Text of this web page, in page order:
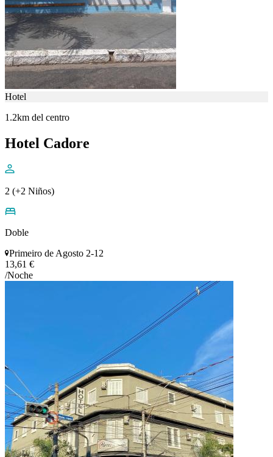
Hotel
1.2km del centro
Hotel Cadore
2 (+2 Niños)
Doble
Primeiro de Agosto 2-12
13,61 €
/Noche